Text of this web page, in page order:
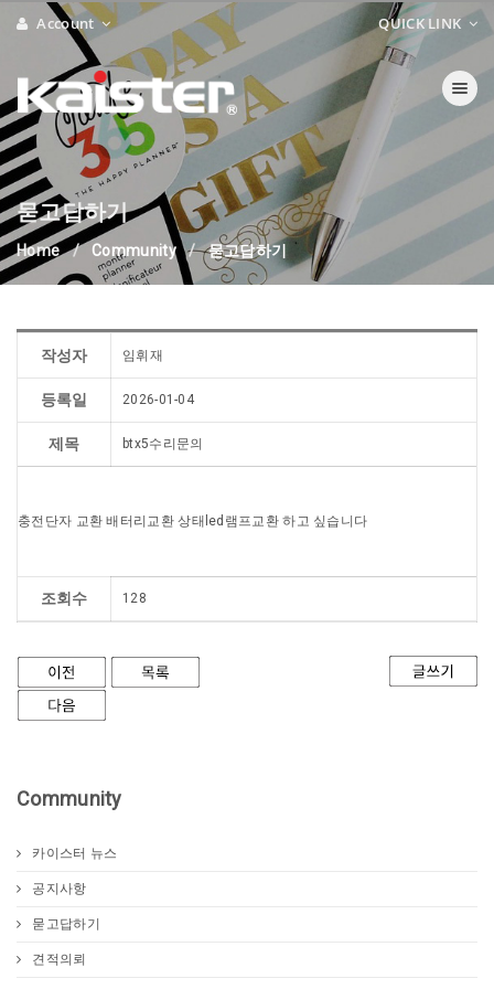
Account QUICK LINK
Toggle
묻고답하기
Home Community 묻고답하기
작성자 임휘재
등록일 2026-01-04
제목 btx5수리문의
충전단자 교환 배터리교환 상태led램프교환 하고 싶습니다
조회수 128
Community
카이스터 뉴스
공지사항
묻고답하기
견적의뢰